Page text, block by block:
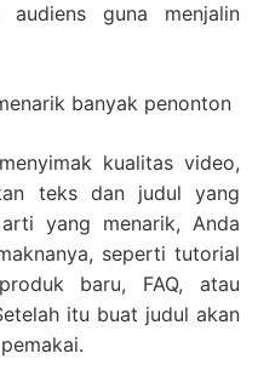
audiens guna menjalin
banyak penonton
kualitas video,
teks dan judul yang
yang menarik, Anda
seperti tutorial
baru, FAQ, atau
itu buat judul akan